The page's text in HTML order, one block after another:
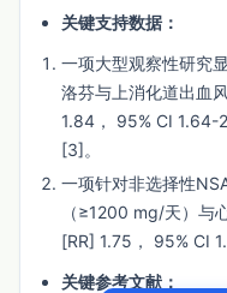
关键支持数据：
一项大型观察性研究
洛芬与上消化道出血
1.84， 95% CI 1.64-
[3]。
一项针对非选择性
（≥1200 mg/天）与
[RR] 1.75， 95% CI
关键参考文献：